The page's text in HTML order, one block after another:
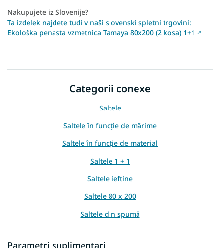
Nakupujete iz Slovenije?
Ta izdelek najdete tudi v naši slovenski spletni trgovini:
Ekološka penasta vzmetnica Tamaya 80x200 (2 kosa) 1+1 ↗
Categorii conexe
Saltele
Saltele în funcție de mărime
Saltele în funcție de material
Saltele 1 + 1
Saltele ieftine
Saltele 80 x 200
Saltele din spumă
Parametri suplimentari